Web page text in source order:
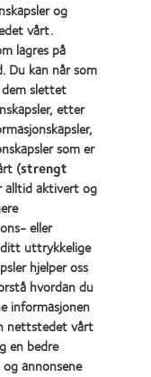
Factory
og
vårt.
lagres på
Du kan når som
slettet
etter
som er
(strengt
alltid aktivert og
eller
uttrykkelige
hjelper oss
hvordan du
informasjonen
nettstedet vårt
en bedre
annonsene